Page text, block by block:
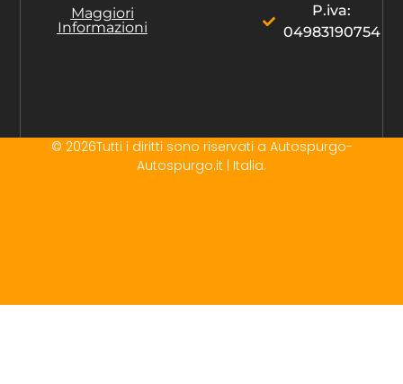
Maggiori
Informazioni
P.iva:
04983190754
© 2026Tutti i diritti sono riservati a Autospurgo-
Autospurgo.it | Italia.